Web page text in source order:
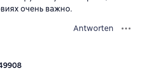
очень важно.
Antworten